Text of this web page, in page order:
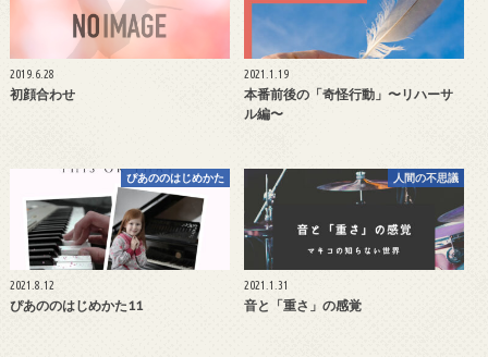
2019.6.28
初顔合わせ
2021.1.19
本番前後の「奇怪行動」〜リハーサ
ル編〜
ぴあののはじめかた
2021.8.12
ぴあののはじめかた11
人間の不思議
2021.1.31
音と「重さ」の感覚